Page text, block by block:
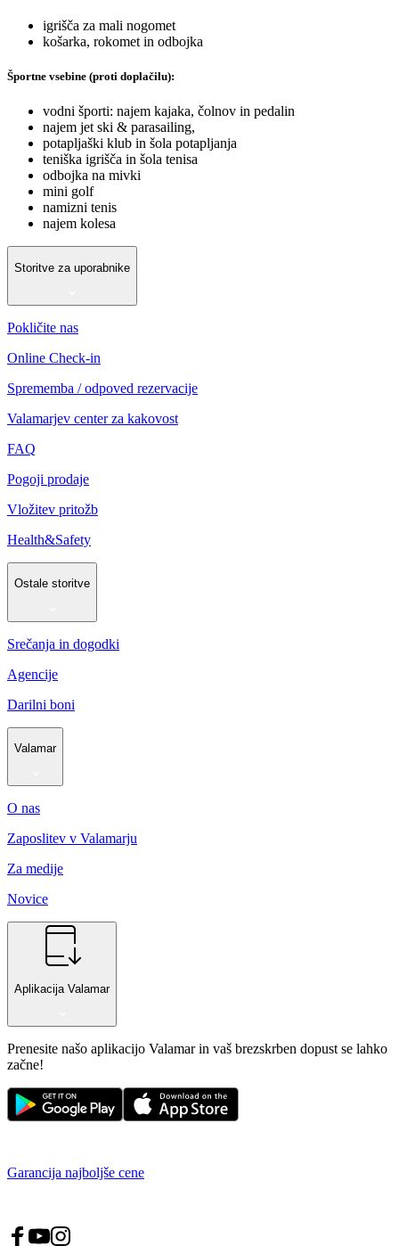
igrišča za mali nogomet
košarka, rokomet in odbojka
Športne vsebine (proti doplačilu):
vodni športi: najem kajaka, čolnov in pedalin
najem jet ski & parasailing,
potapljaški klub in šola potapljanja
teniška igrišča in šola tenisa
odbojka na mivki
mini golf
namizni tenis
najem kolesa
Storitve za uporabnike
Pokličite nas
Online Check-in
Sprememba / odpoved rezervacije
Valamarjev center za kakovost
FAQ
Pogoji prodaje
Vložitev pritožb
Health&Safety
Ostale storitve
Srečanja in dogodki
Agencije
Darilni boni
Valamar
O nas
Zaposlitev v Valamarju
Za medije
Novice
Aplikacija Valamar
Prenesite našo aplikacijo Valamar in vaš brezskrben dopust se lahko
začne!
Garancija najboljše cene